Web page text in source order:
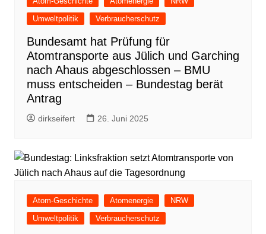
Umweltpolitik
Verbraucherschutz
Bundesamt hat Prüfung für
Atomtransporte aus Jülich und Garching
nach Ahaus abgeschlossen – BMU
muss entscheiden – Bundestag berät
Antrag
dirkseifert 26. Juni 2025
Atom-Geschichte Atomenergie
NRW
Umweltpolitik
Verbraucherschutz